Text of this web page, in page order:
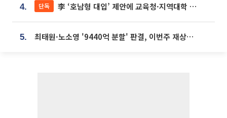
4. 단독 李 ‘호남형 대입’ 제안에 교육청·지역대학 서·논술형 입시 연계 '착수'
5. 최태원·노소영 '9440억 분할' 판결, 이번주 재상고 여부 주목